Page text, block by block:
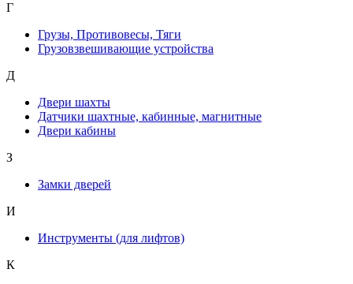
Г
Грузы, Противовесы, Тяги
Грузовзвешивающие устройства
Д
Двери шахты
Датчики шахтные, кабинные, магнитные
Двери кабины
З
Замки дверей
И
Инструменты (для лифтов)
К